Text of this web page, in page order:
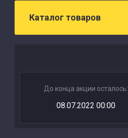
Каталог товаров
До конца акции осталось:
08.07.2022 00:00